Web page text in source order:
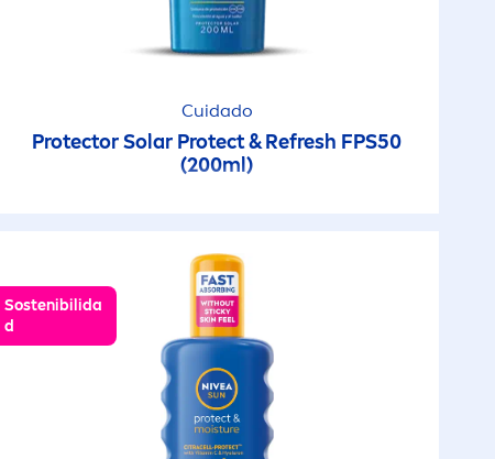
Cuidado
Protector Solar Protect& Refresh FPS50
(200ml)
Sostenibilida
d